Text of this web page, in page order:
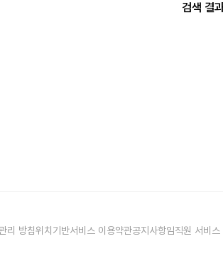
검색 결
리 방침위치기반서비스 이용약관공지사항임직원 서비스